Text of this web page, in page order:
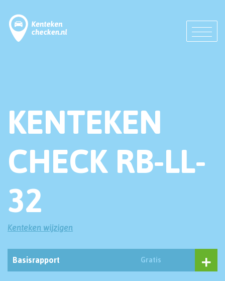
KENTEKEN
CHECK RB-LL-
32
Kenteken wijzigen
Basisrapport Gratis